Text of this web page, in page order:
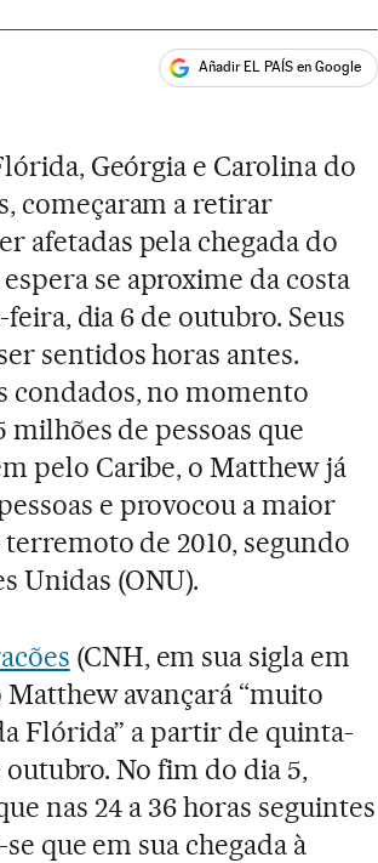
Añadir EL PAÍS en Google
Geórgia e Carolina do
começaram a retirar
afetadas pela chegada do
espera se aproxime da costa
dia 6 de outubro. Seus
sentidos horas antes.
condados, no momento
de pessoas que
pelo Caribe, o Matthew já
e provocou a maior
de 2010, segundo
Unidas (ONU).
(CNH, em sua sigla em
avançará “muito
Flórida” a partir de quinta-
outubro. No fim do dia 5,
nas 24 a 36 horas seguintes
que em sua chegada à